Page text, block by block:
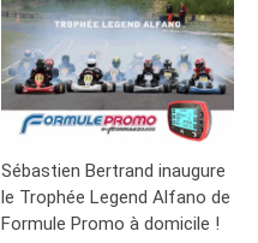
Sébastien Bertrand inaugure
le Trophée Legend Alfano de
Formule Promo à domicile !